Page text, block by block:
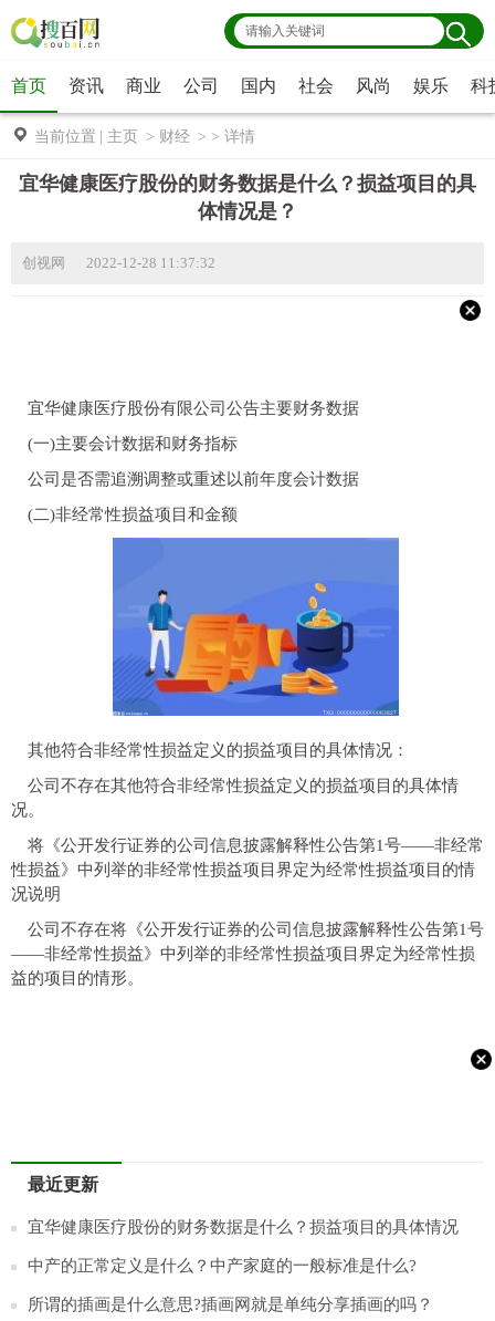
首页 资讯 商业 公司 国内 社会 风尚 娱乐 科
当前位置 主页 > 财经 > > 详情
宜华健康医疗股份的财务数据是什么？损益项目的具
体情况是？
创视网 2022-12-28 11:37:32
宜华健康医疗股份有限公司公告主要财务数据
(一)主要会计数据和财务指标
公司是否需追溯调整或重述以前年度会计数据
(二)非经常性损益项目和金额
其他符合非经常性损益定义的损益项目的具体情况：
公司不存在其他符合非经常性损益定义的损益项目的具体情
况。
将《公开发行证券的公司信息披露解释性公告第1号——非经常
性损益》中列举的非经常性损益项目界定为经常性损益项目的情
况说明
公司不存在将《公开发行证券的公司信息披露解释性公告第1号
——非经常性损益》中列举的非经常性损益项目界定为经常性损
益的项目的情形。
最近更新
宜华健康医疗股份的财务数据是什么？损益项目的具体情况
是？
中产的正常定义是什么？中产家庭的一般标准是什么?
所谓的插画是什么意思?插画网就是单纯分享插画的吗？